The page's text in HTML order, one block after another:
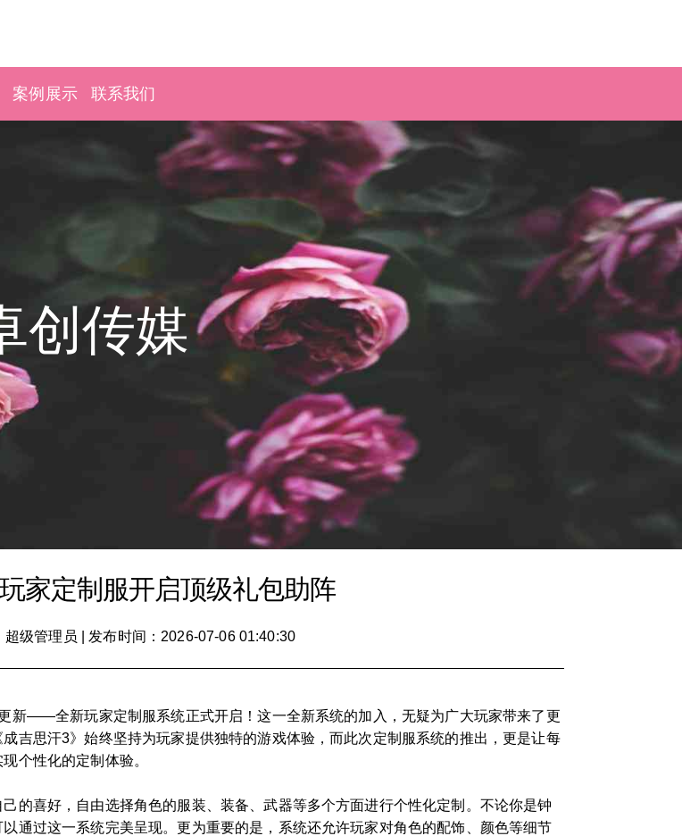
案例展示 联系我们
创传媒
家定制服开启顶级礼包助阵
超级管理员 发布时间：2026-07-06 01:40:30
新——全新玩家定制服系统正式开启！这一全新系统的加入，无疑为广大玩家带来了更
吉思汗3》始终坚持为玩家提供独特的游戏体验，而此次定制服系统的推出，更是让每
个性化的定制体验。
的喜好，自由选择角色的服装、装备、武器等多个方面进行个性化定制。不论你是钟
通过这一系统完美呈现。更为重要的是，系统还允许玩家对角色的配饰、颜色等细节